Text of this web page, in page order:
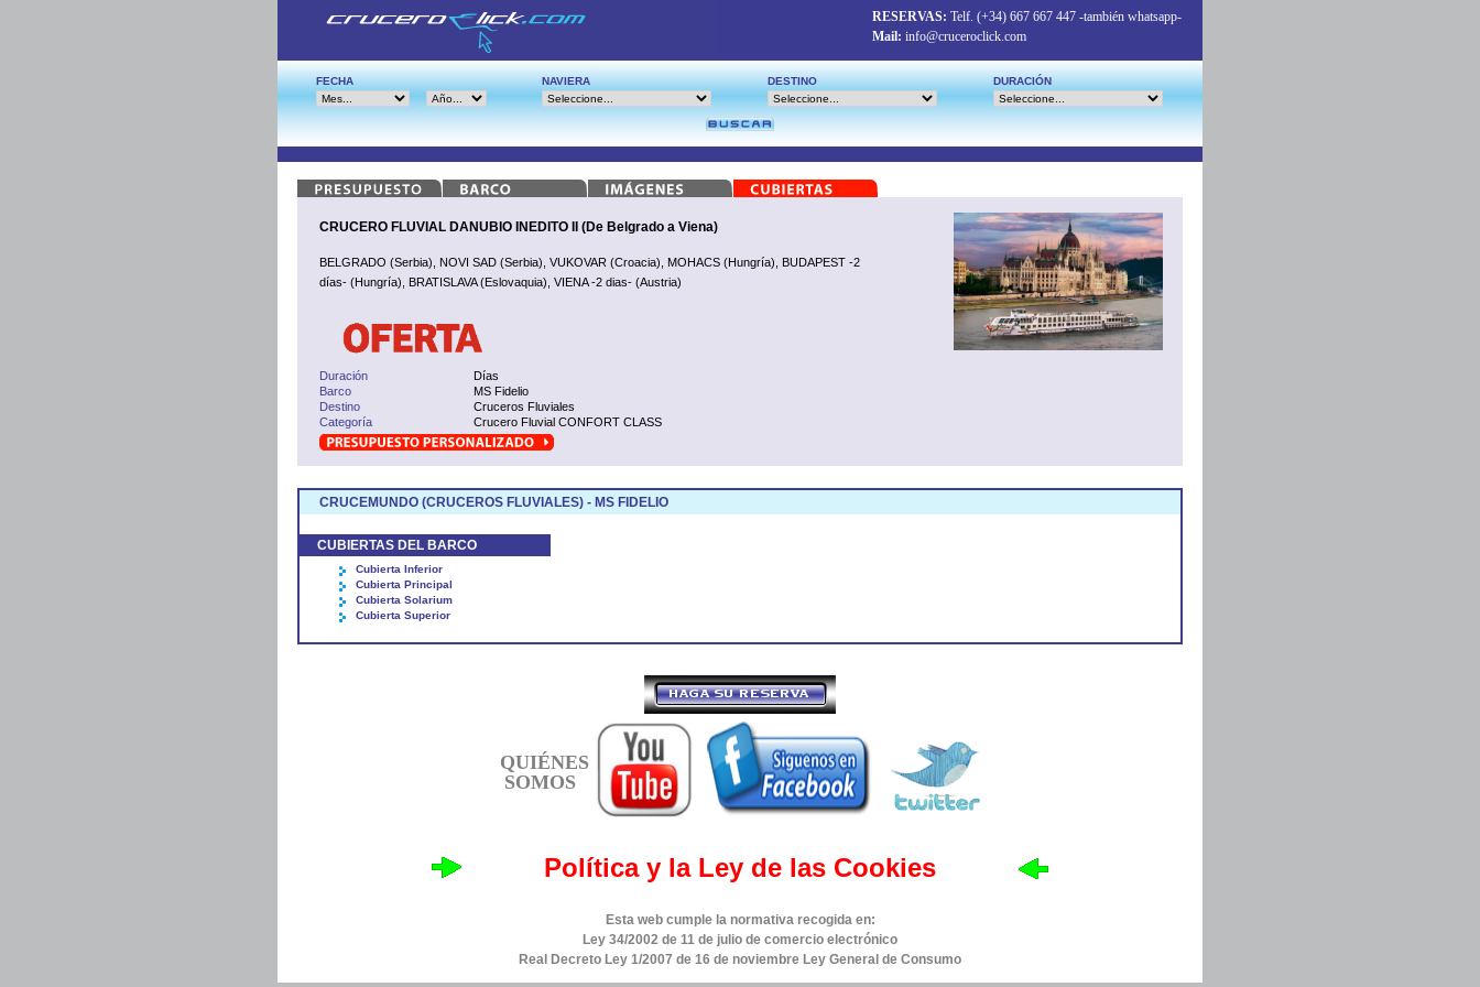
RESERVAS: Telf. (+34) 667 667 447 -también whatsapp-
Mail: info@cruceroclick.com
FECHA NAVIERA DESTINO DURACIÓN
CRUCERO FLUVIAL DANUBIO INEDITO II (De Belgrado a Viena)
BELGRADO (Serbia), NOVI SAD (Serbia), VUKOVAR (Croacia), MOHACS (Hungría), BUDAPEST -2
días- (Hungría), BRATISLAVA (Eslovaquia), VIENA -2 dias- (Austria)
Duración
Días
Barco
MS Fidelio
Destino
Cruceros Fluviales
Categoría
Crucero Fluvial CONFORT CLASS
CRUCEMUNDO (CRUCEROS FLUVIALES) - MS FIDELIO
CUBIERTAS DEL BARCO
Cubierta Inferior
Cubierta Principal
Cubierta Solarium
Cubierta Superior
QUIÉNES
SOMOS
Política y la Ley de las Cookies
Esta web cumple la normativa recogida en:
Ley 34/2002 de 11 de julio de comercio electrónico
Real Decreto Ley 1/2007 de 16 de noviembre Ley General de Consumo